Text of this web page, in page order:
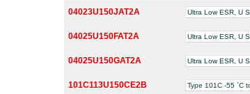
04023U150JAT2A Ultra Low ESR, U
04025U150FAT2A Ultra Low ESR, U
04025U150GAT2A Ultra Low ESR, U
101C113U150CE2B Type 101C -55 `C